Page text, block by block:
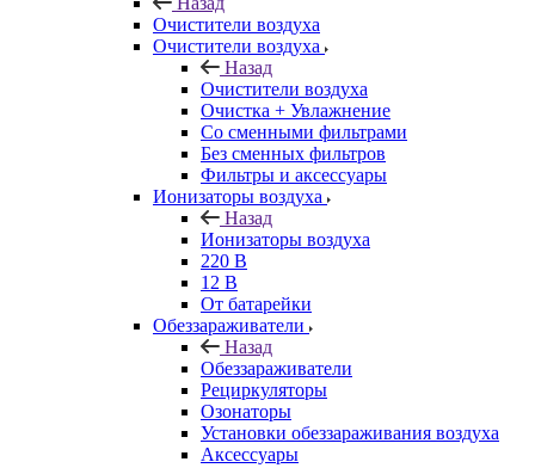
Очистители воздуха
Очистители воздуха
Назад
Очистители воздуха
Очистка + Увлажнение
Cо сменными фильтрами
Без сменных фильтров
Фильтры и аксессуары
Ионизаторы воздуха
Назад
Ионизаторы воздуха
220 В
12 В
От батарейки
Обеззараживатели
Назад
Обеззараживатели
Рециркуляторы
Озонаторы
Установки обеззараживания воздуха
Аксессуары